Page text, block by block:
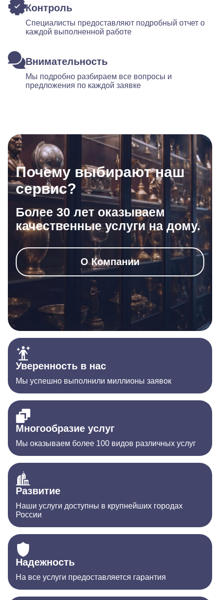
Контроль
Специалисты предоставляют подробный отчет о
каждой выполненной работе
Внимательность
Мы подробно разбираем все вопросы и
предложения по каждой заявке
Почему выбирают наш
сервис?
Более 30 лет оказываем
качественные услуги на дому.
О Компании
Уверенность в нас
Мы успешно выполнили миллионы заявок
Многообразие услуг
Мы оказываем более 100 видов различных услуг
Развитие
Наши услуги доступны в крупнейших городах
России
Надежность
На все услуги предоставляется гарантия